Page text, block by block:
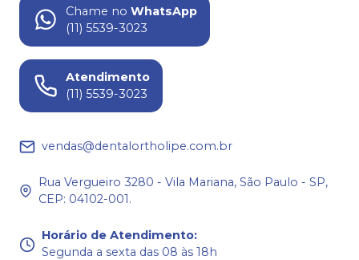
Chame no WhatsApp
(11) 5539-3023
Atendimento
(11) 5539-3023
vendas@dentalortholipe.com.br
Rua Vergueiro 3280 - Vila Mariana, São Paulo - SP,
CEP: 04102-001.
Horário de Atendimento:
Segunda a sexta das 08 às 18h